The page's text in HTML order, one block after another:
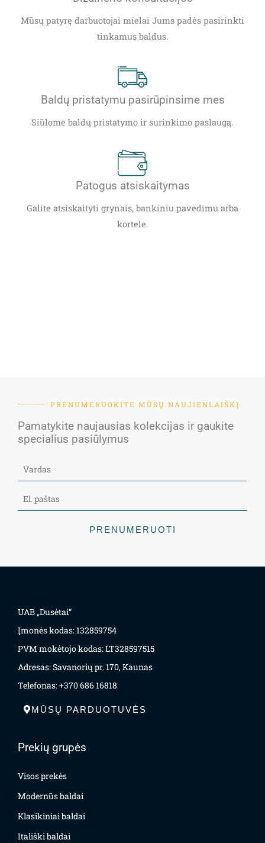
Mūsų patyrę darbuotojai mielai Jums padės pasirinkti
tinkamus baldus.
Baldų pristatymu pasirūpinsime mes
Siūlome baldų pristatymo ir surinkimo paslaugą.
Patogus atsiskaitymas
Galite atsiskaityti grynais, bankiniu pavedimu arba
kortele.
PRENUMERUOKITE MŪSŲ NAUJIENLAIŠKĮ
Pamatykite naujausias kolekcijas ir gaukite
specialius pasiūlymus
PRENUMERUOTI
UAB „Dusėtai“
Įmonės kodas: 132859754
PVM mokėtojo kodas: LT328597515
Adresas: Savanorių pr. 170, Kaunas
Telefonas: +370 686 16818
MŪSŲ PARDUOTUVĖS
Prekių grupės
Visos prekės
Modernūs baldai
Klasikiniai baldai
Itališki baldai